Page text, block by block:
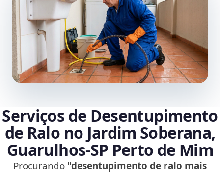
Serviços de Desentupimento
de Ralo no Jardim Soberana,
Guarulhos‑SP Perto de Mim
Procurando "desentupimento de ralo mais